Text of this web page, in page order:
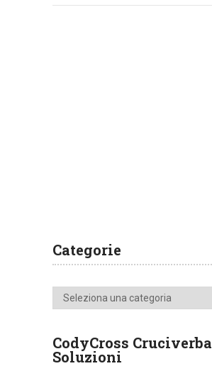
Categorie
Categorie
CodyCross Cruciverba
Soluzioni